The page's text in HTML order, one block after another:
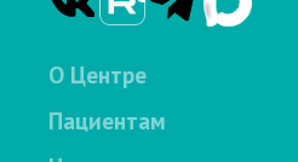
О Центре
Пациентам